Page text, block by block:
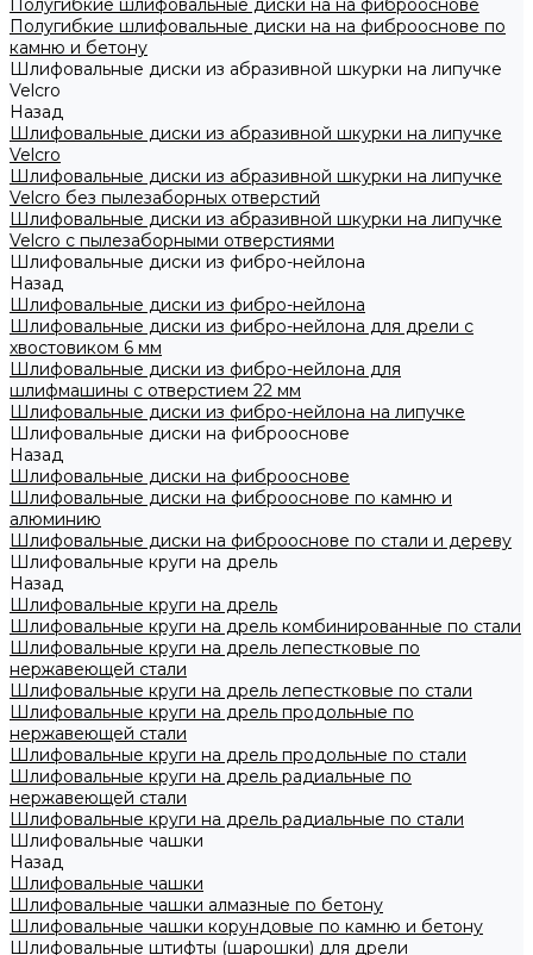
Полугибкие шлифовальные диски на на фиброоснове
Полугибкие шлифовальные диски на на фиброоснове по
камню и бетону
Шлифовальные диски из абразивной шкурки на липучке
Velcro
Назад
Шлифовальные диски из абразивной шкурки на липучке
Velcro
Шлифовальные диски из абразивной шкурки на липучке
Velcro без пылезаборных отверстий
Шлифовальные диски из абразивной шкурки на липучке
Velcro с пылезаборными отверстиями
Шлифовальные диски из фибро-нейлона
Назад
Шлифовальные диски из фибро-нейлона
Шлифовальные диски из фибро-нейлона для дрели с
хвостовиком 6 мм
Шлифовальные диски из фибро-нейлона для
шлифмашины с отверстием 22 мм
Шлифовальные диски из фибро-нейлона на липучке
Шлифовальные диски на фиброоснове
Назад
Шлифовальные диски на фиброоснове
Шлифовальные диски на фиброоснове по камню и
алюминию
Шлифовальные диски на фиброоснове по стали и дереву
Шлифовальные круги на дрель
Назад
Шлифовальные круги на дрель
Шлифовальные круги на дрель комбинированные по стали
Шлифовальные круги на дрель лепестковые по
нержавеющей стали
Шлифовальные круги на дрель лепестковые по стали
Шлифовальные круги на дрель продольные по
нержавеющей стали
Шлифовальные круги на дрель продольные по стали
Шлифовальные круги на дрель радиальные по
нержавеющей стали
Шлифовальные круги на дрель радиальные по стали
Шлифовальные чашки
Назад
Шлифовальные чашки
Шлифовальные чашки алмазные по бетону
Шлифовальные чашки корундовые по камню и бетону
Шлифовальные штифты (шарошки) для дрели